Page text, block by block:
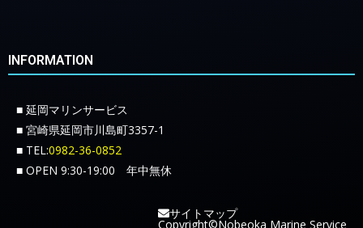
INFORMATION
■ 延岡マリンサービス
■ 宮崎県延岡市川島町3357-1
■ TEL:0982-36-0852
■ OPEN 9:30-19:00 年中無休
サイトマップ
Copyright©Nobeoka Marine Service